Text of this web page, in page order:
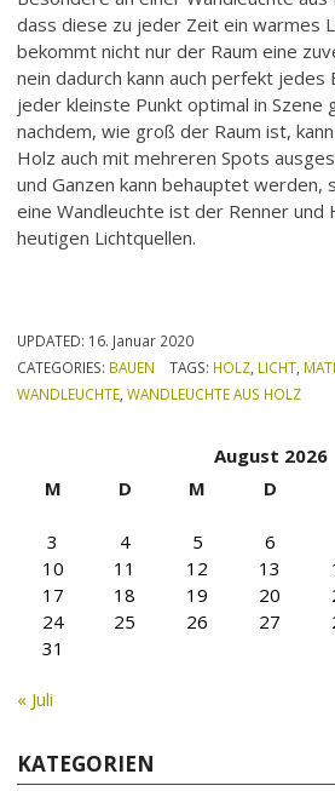
dass diese zu jeder Zeit ein warmes
bekommt nicht nur der Raum eine
nein dadurch kann auch perfekt jedes
jeder kleinste Punkt optimal in Szene
nachdem, wie groß der Raum ist,
Holz auch mit mehreren Spots
und Ganzen kann behauptet werden,
eine Wandleuchte ist der Renner und
heutigen Lichtquellen.
UPDATED: 16. Januar 2020
CATEGORIES: BAUEN TAGS: HOLZ, LICHT,
WANDLEUCHTE,WANDLEUCHTE AUS HOLZ
August 2026
M
D M D
3
4 5 6
10
11 12 13
17
18 19 20
24
25 26 27
31
« Juli
KATEGORIEN